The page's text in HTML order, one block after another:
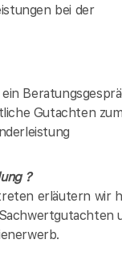
bei der
Gutachten
?
erläutern wir